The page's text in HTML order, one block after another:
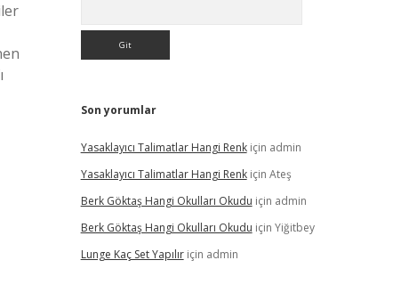
Son yorumlar
Yasaklayıcı Talimatlar Hangi Renkiçin admin
Yasaklayıcı Talimatlar Hangi Renkiçin Ateş
Berk Göktaş Hangi Okulları Okudu için admin
Berk Göktaş Hangi Okulları Okudu için Yiğitbey
Lunge Kaç Set Yapılıriçin admin